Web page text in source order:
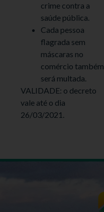
crime contra a
saúde pública.
Cada pessoa
flagrada sem
máscaras no
comércio também
será multada.
VALIDADE: o decreto
vale até o dia
26/03/2021.